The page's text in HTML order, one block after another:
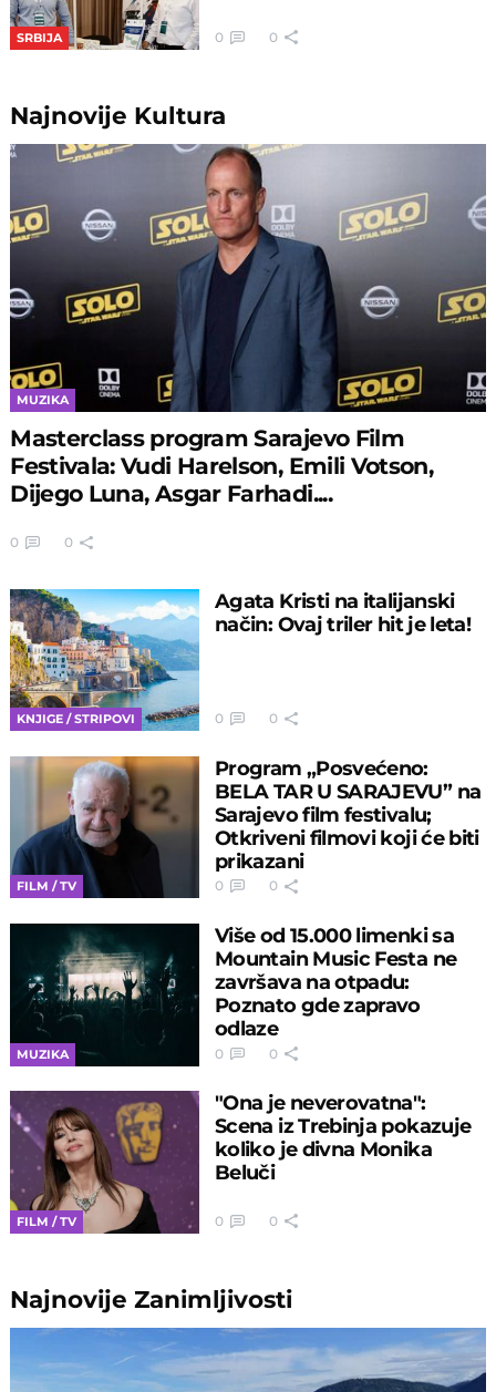
SRBIJA 0 0
Najnovije Kultura
MUZIKA
Masterclass program Sarajevo Film
Festivala: Vudi Harelson, Emili Votson,
Dijego Luna, Asgar Farhadi....
0 0
KNJIGE / STRIPOVI
Agata Kristi na italijanski
način: Ovaj triler hit je leta!
0 0
FILM / TV
Program „Posvećeno:
BELA TAR U SARAJEVU” na
Sarajevo film festivalu;
Otkriveni filmovi koji će biti
prikazani
0 0
MUZIKA
Više od 15.000 limenki sa
Mountain Music Festa ne
završava na otpadu:
Poznato gde zapravo
odlaze
0 0
FILM / TV
"Ona je neverovatna":
Scena iz Trebinja pokazuje
koliko je divna Monika
Beluči
0 0
NajnovijeZanimljivosti